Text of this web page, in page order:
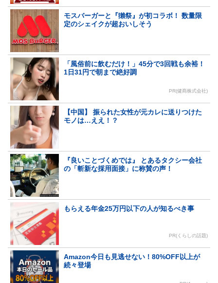
モスバーガーと『獺祭』が初コラボ！ 数量限
定のシェイクが超おいしそう
「風俗前に飲むだけ！」45分で3回戦も余裕！
1日31円で朝まで絶好調
PR(健商株式会社)
【中国】 振られた女性が元カレに送りつけた
モノは…ええ！？
『良いことづくめでは』 とあるタクシー会社
の「斬新な採用面接」に称賛の声！
もらえる年金25万円以下の人が知るべき事
PR(くらしの話題)
Amazon今日も見逃せない！80%OFF以上が
続々登場